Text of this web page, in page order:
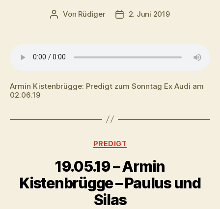
Beitragsautor
Von Rüdiger Veröffentlichungsdatum
2. Juni 2019
Armin Kistenbrügge: Predigt zum Sonntag Ex Audi am
02.06.19
Kategorien
PREDIGT
19.05.19 – Armin
Kistenbrügge – Paulus und
Silas